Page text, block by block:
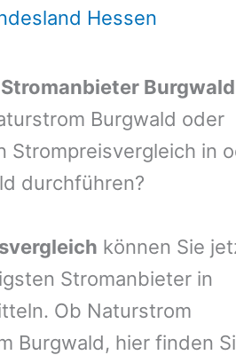
Hessen
Stromanbieter Burgwald
Burgwald oder
Strompreisvergleich in
durchführen?
können Sie
Stromanbieter in
Ob Naturstrom
Burgwald, hier finden